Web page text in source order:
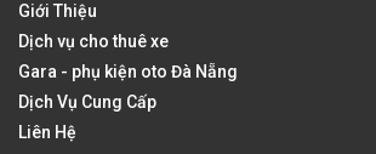
Giới Thiệu
Dịch vụ cho thuê xe
Gara - phụ kiện oto Đà Nẵng
Dịch Vụ Cung Cấp
Liên Hệ